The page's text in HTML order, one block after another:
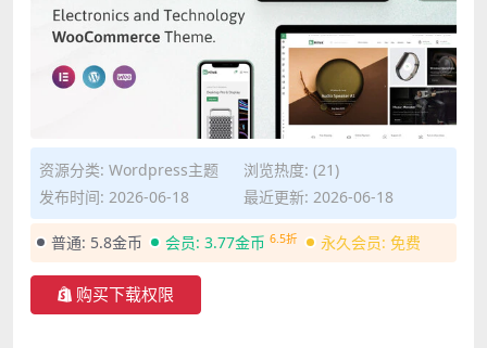
资源分类: Wordpress主题
浏览热度: (21)
发布时间: 2026-06-18
最近更新: 2026-06-18
普通: 5.8金币 会员: 3.77金币 6.5折 永久会员: 免费
购买下载权限